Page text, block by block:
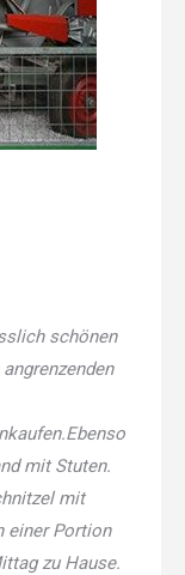
schönen
mit Stuten.
mit
einer Portion
zu Hause.